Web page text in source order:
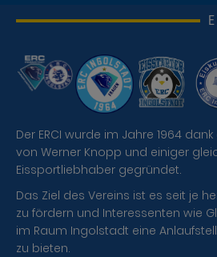
Der ERCI wurde im Jahre 1964
von Werner Knopp und einiger
Eissportliebhaber gegründet.
Das Ziel des Vereins ist es seit je
zu fördern und Interessenten wie
im Raum Ingolstadt eine
zu bieten.